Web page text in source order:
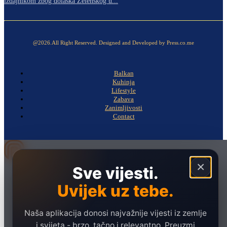
@2026.All Right Reserved. Designed and Developed by Press.co.me
Balkan
Kuhinja
Lifestyle
Zabava
Zanimljivosti
Contact
×
Sve vijesti.
Uvijek uz tebe.
Naša aplikacija donosi najvažnije vijesti iz zemlje
Hronika